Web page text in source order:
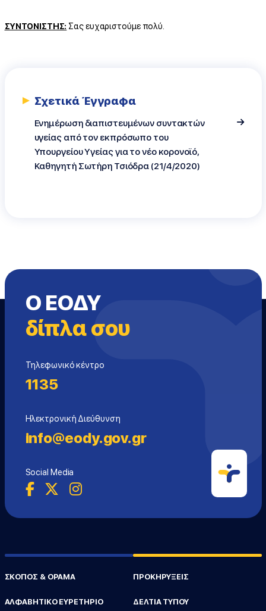
ΣΥΝΤΟΝΙΣΤΗΣ: Σας ευχαριστούμε πολύ.
Σχετικά Έγγραφα
Ενημέρωση διαπιστευμένων συντακτών
υγείας από τον εκπρόσωπο του
Υπουργείου Υγείας για το νέο κορονοϊό,
Καθηγητή Σωτήρη Τσιόδρα (21/4/2020)
Ο ΕΟΔΥ
δίπλα σου
Τηλεφωνικό κέντρο
1135
Ηλεκτρονική Διεύθυνση
info@eody.gov.gr
Social Media
ΣΚΟΠΟΣ & ΟΡΑΜΑ
ΑΛΦΑΒΗΤΙΚΟ ΕΥΡΕΤΗΡΙΟ
ΠΡΟΚΗΡΥΞΕΙΣ
ΔΕΛΤΙΑ ΤΥΠΟΥ